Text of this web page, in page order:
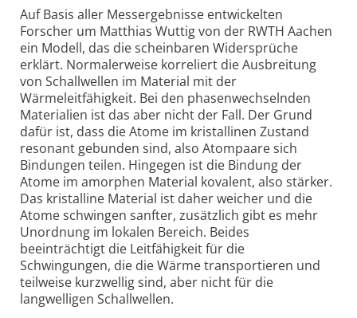
Auf Basis aller Messergebnisse entwickelten
Forscher um Matthias Wuttig von der RWTH Aachen
ein Modell, das die scheinbaren Widersprüche
erklärt. Normalerweise korreliert die Ausbreitung
von Schallwellen im Material mit der
Wärmeleitfähigkeit. Bei den phasenwechselnden
Materialien ist das aber nicht der Fall. Der Grund
dafür ist, dass die Atome im kristallinen Zustand
resonant gebunden sind, also Atompaare sich
Bindungen teilen. Hingegen ist die Bindung der
Atome im amorphen Material kovalent, also stärker.
Das kristalline Material ist daher weicher und die
Atome schwingen sanfter, zusätzlich gibt es mehr
Unordnung im lokalen Bereich. Beides
beeinträchtigt die Leitfähigkeit für die
Schwingungen, die die Wärme transportieren und
teilweise kurzwellig sind, aber nicht für die
langwelligen Schallwellen.